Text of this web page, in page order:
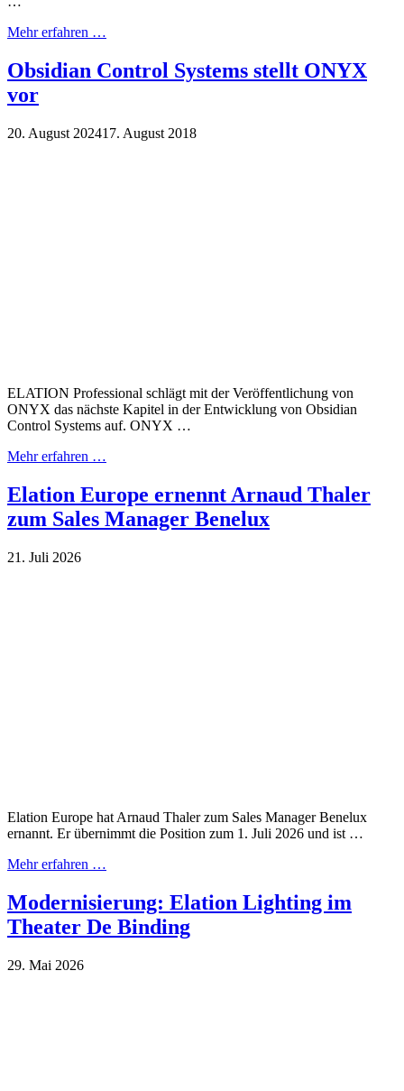
Mehr erfahren …
Obsidian Control Systems stellt ONYX
vor
20. August 202417. August 2018
ELATION Professional schlägt mit der Veröffentlichung von
ONYX das nächste Kapitel in der Entwicklung von Obsidian
Control Systems auf. ONYX …
Mehr erfahren …
Elation Europe ernennt Arnaud Thaler
zum Sales Manager Benelux
21. Juli 2026
Elation Europe hat Arnaud Thaler zum Sales Manager Benelux
ernannt. Er übernimmt die Position zum 1. Juli 2026 und ist …
Mehr erfahren …
Modernisierung: Elation Lighting im
Theater De Binding
29. Mai 2026